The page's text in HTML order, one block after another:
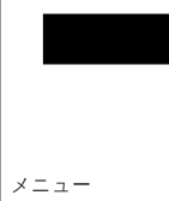
メニュー